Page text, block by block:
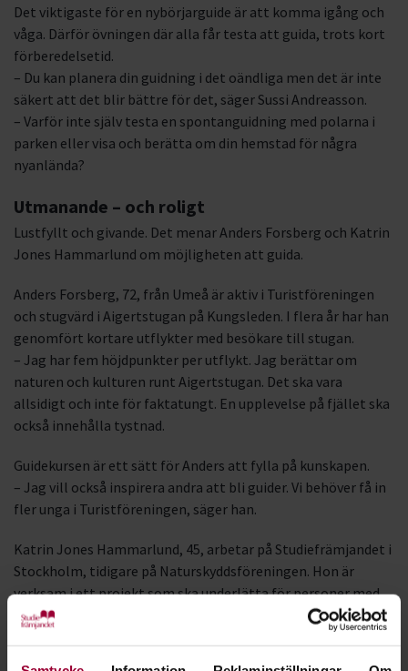
Det viktigaste för en nybörjarguide är att komma igång och
våga. Därför övningen där alla får testa att guida, trots kort
förberedelsetid.
– Du kan planera din guidning i det oändliga men det är inte
säkert att det blir bättre för det, säger Sussi Andreasson.
– Varför inte själv testa en spontanguidning med polarna i
parken eller visa och berätta om din hemstad för några
nyanlända?
Utmanande – och roligt
Lustfyllt och givande. Det menar Anders Forsberg och Katrin
Jones Hammarlund om möjligheten att guida.
Anders Forsberg, 72, från Umeå är aktiv i Turistföreningen
och stugvärd i Aigertstugan på Kungsleden. I flera år har han
genomfört kortare utflykter med besökare till stugan.
– Jag har fem höjdpunkter per utflykt. Jag berättar om
naturen och kulturen runt Aigertstugan. Det ska vara
allsidigt och inte för faktatungt. En upplevelse på fjället ska
också innehålla tystnad.
Guidekursen är ett sätt för Anders att fylla på kunskapen.
– Jag vill också inspirera andra att bli guider. Vi behöver få in
fler unga i Turistföreningen, säger han.
Katrin Jones Hammarlund, 45, arbetar på Studiefrämjandet i
Stockholm, tidigare på Naturskyddsföreningen. Hon är
verksam i ett projekt som ska underlätta för personer med
funktionsnedsättning att komma ut i naturen. Här är